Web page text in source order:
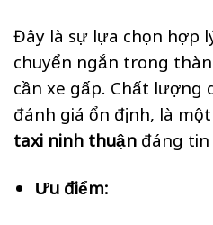
Đây là sự lựa chọn hợp
chuyển ngắn trong
cần xe gấp. Chất lượng
đánh giá ổn định, là
taxi ninh thuận đáng tin
Ưu điểm: